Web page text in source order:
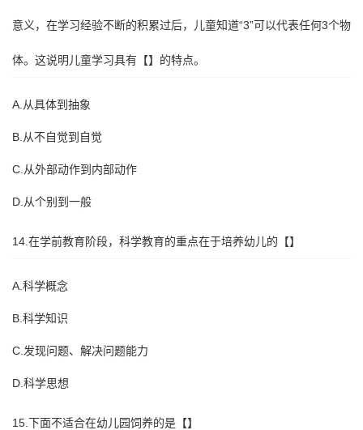
意义，在学习经验不断的积累过后，儿童知道“3”可以代表任何3个物
体。这说明儿童学习具有【】的特点。
A.从具体到抽象
B.从不自觉到自觉
C.从外部动作到内部动作
D.从个别到一般
14.在学前教育阶段，科学教育的重点在于培养幼儿的【】
A.科学概念
B.科学知识
C.发现问题、解决问题能力
D.科学思想
15.下面不适合在幼儿园饲养的是【】